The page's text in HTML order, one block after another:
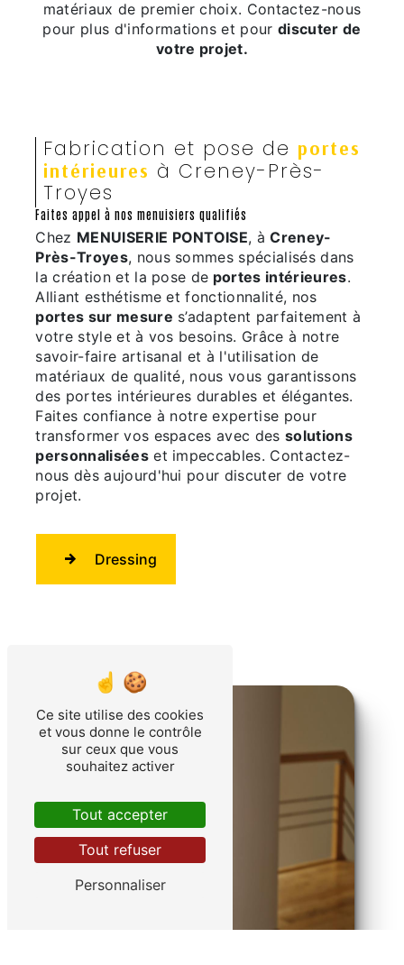
matériaux de premier choix. Contactez-nous
pour plus d'informations et pourdiscuter de
votre projet.
Fabrication et pose de portes
intérieures à Creney-Près-
Troyes
Faites appel à nos menuisiers qualifiés
Chez MENUISERIE PONTOISE, àCreney-
Près-Troyes, nous sommes spécialisés dans
la création et la pose de portes intérieures.
Alliant esthétisme et fonctionnalité, nos
portes sur mesure s’adaptent parfaitement à
votre style et à vos besoins. Grâce à notre
savoir-faire artisanal et à l'utilisation de
matériaux de qualité, nous vous garantissons
des portes intérieures durables et élégantes.
Faites confiance à notre expertise pour
transformer vos espaces avec des solutions
personnaliséeset impeccables. Contactez-
nous dès aujourd'hui pour discuter de votre
projet.
Dressing
Ce site utilise des cookies
et vous donne le contrôle
sur ceux que vous
souhaitez activer
Tout accepter
Tout refuser
Personnaliser